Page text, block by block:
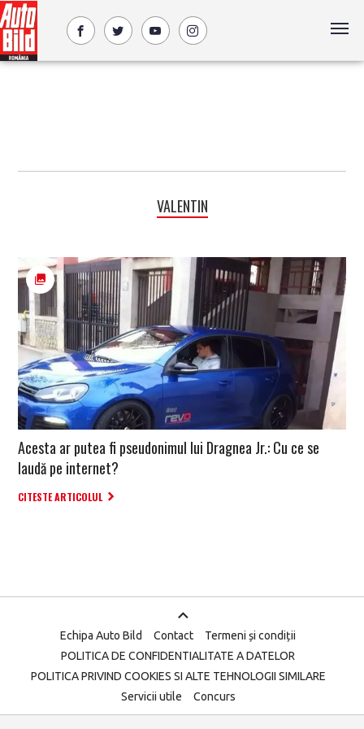
VALENTIN
Acesta ar putea fi pseudonimul lui Dragnea Jr.: Cu ce se
laudă pe internet?
CITESTE ARTICOLUL
Echipa Auto Bild Contact
Termeni și condiții
POLITICA DE CONFIDENTIALITATE A DATELOR
POLITICA PRIVIND COOKIES SI ALTE TEHNOLOGII SIMILARE
Servicii utile
Concurs